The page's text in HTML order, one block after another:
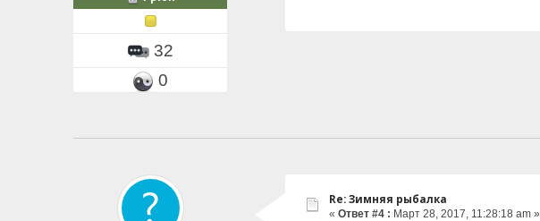
32
0
Re: Зимняя рыбалка
« Ответ #4 : Март 28, 2017, 11:28:18 am »